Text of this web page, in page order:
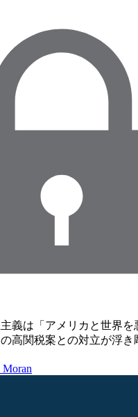
義は「アメリカと世界を
高関税案との対立が浮き